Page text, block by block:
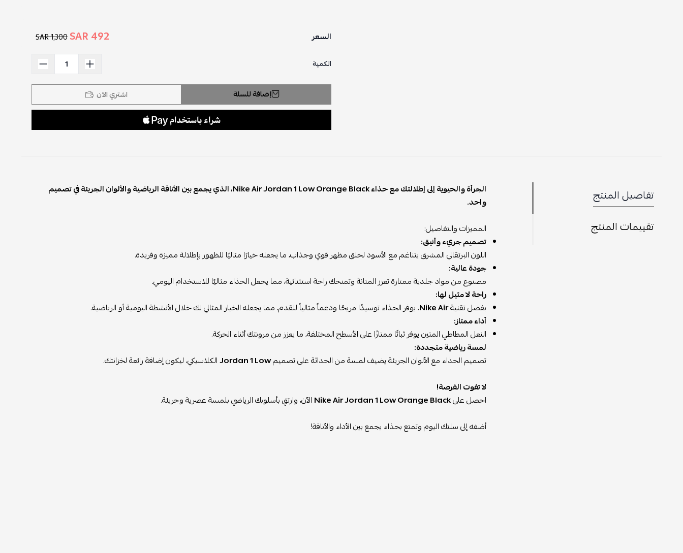
السعر 492 SAR
1,300 SAR
الكمية
إضافة للسلة اشتري الآن
تفاصيل المنتج
تقييمات المنتج
الجرأة والحيوية إلى إطلالتك مع حذاء Nike Air Jordan 1 Low Orange Black، الذي يجمع بين الأناقة الرياضية والألوان الجريئة في تصميم
واحد.
المميزات والتفاصيل:
تصميم جريء وأنيق:
اللون البرتقالي المشرق يتناغم مع الأسود لخلق مظهر قوي وجذاب، ما يجعله خيارًا مثاليًا للظهور بإطلالة مميزة وفريدة.
جودة عالية:
مصنوع من مواد جلدية ممتازة تعزز المتانة وتمنحك راحة استثنائية، مما يجعل الحذاء مثاليًا للاستخدام اليومي.
راحة لا مثيل لها:
بفضل تقنيةNike Air، يوفر الحذاء توسيدًا مريحًا ودعماً مثالياً للقدم، مما يجعله الخيار المثالي لك خلال الأنشطة اليومية أو الرياضية.
أداء ممتاز:
النعل المطاطي المتين يوفر ثباتًا ممتازًا على الأسطح المختلفة، ما يعزز من مرونتك أثناء الحركة.
لمسة رياضية متجددة:
تصميم الحذاء مع الألوان الجريئة يضيف لمسة من الحداثة على تصميمJordan 1 Lowالكلاسيكي، ليكون إضافة رائعة لخزانتك.
لا تفوت الفرصة!
احصل علىNike Air Jordan 1 Low Orange Black الآن، وارتقِ بأسلوبك الرياضي بلمسة عصرية وجريئة.
أضفه إلى سلتك اليوم وتمتع بحذاء يجمع بين الأداء والأناقة!